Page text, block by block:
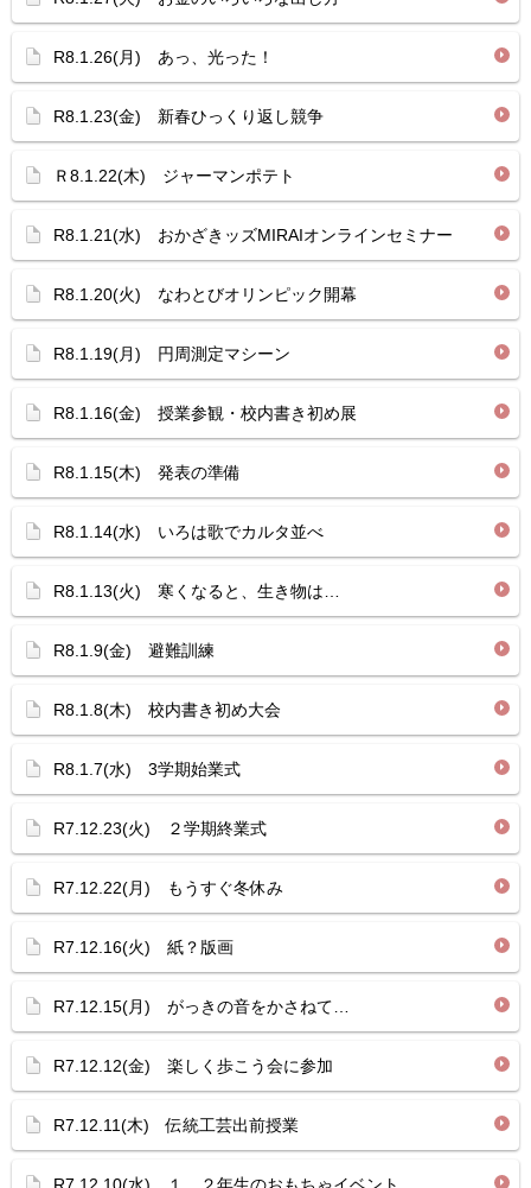
R8.1.26(月) あっ、光った！
R8.1.23(金) 新春ひっくり返し競争
Ｒ8.1.22(木) ジャーマンポテト
R8.1.21(水) おかざきッズMIRAIオンラインセミナー
R8.1.20(火) なわとびオリンピック開幕
R8.1.19(月) 円周測定マシーン
R8.1.16(金) 授業参観・校内書き初め展
R8.1.15(木) 発表の準備
R8.1.14(水) いろは歌でカルタ並べ
R8.1.13(火) 寒くなると、生き物は…
R8.1.9(金) 避難訓練
R8.1.8(木) 校内書き初め大会
R8.1.7(水) 3学期始業式
R7.12.23(火) ２学期終業式
R7.12.22(月) もうすぐ冬休み
R7.12.16(火) 紙？版画
R7.12.15(月) がっきの音をかさねて…
R7.12.12(金) 楽しく歩こう会に参加
R7.12.11(木) 伝統工芸出前授業